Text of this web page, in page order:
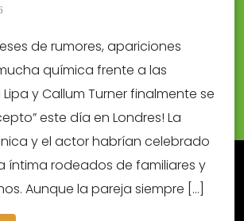
de rumores, apariciones
química frente a las
y Callum Turner finalmente se
este día en Londres! La
y el actor habrían celebrado
íntima rodeados de familiares y
Aunque la pareja siempre […]